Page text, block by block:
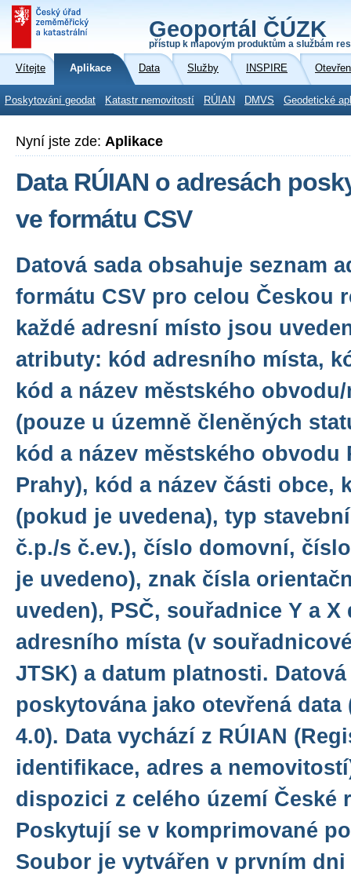
Geoportál ČÚZK
přístup k mapovým produktům a službám
Vítejte Aplikace Data Služby INSPIRE
Poskytování geodat Katastr nemovitostí RÚIAN DMVS Geodetické
Nyní jste zde: Aplikace
Data RÚIAN o adresách
ve formátu CSV
Datová sada obsahuje seznam
formátu CSV pro celou Českou
každé adresní místo jsou
atributy: kód adresního místa,
kód a název městského
(pouze u územně členěných
kód a název městského obvodu
Prahy), kód a název části obce,
(pokud je uvedena), typ
č.p./s č.ev.), číslo domovní,
je uvedeno), znak čísla
uveden), PSČ, souřadnice Y a
adresního místa (v
JTSK) a datum platnosti.
poskytována jako otevřená data
4.0). Data vychází z RÚIAN
identifikace, adres a
dispozici z celého území České
Poskytují se v komprimované
Soubor je vytvářen v prvním dni